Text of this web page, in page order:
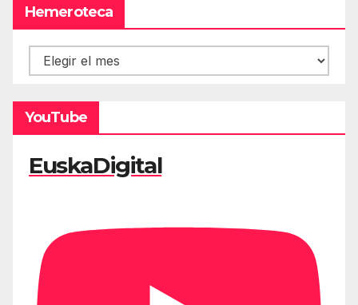
Hemeroteca
Hemeroteca
YouTube
EuskaDigital